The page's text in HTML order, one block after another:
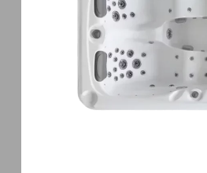
hydromassage